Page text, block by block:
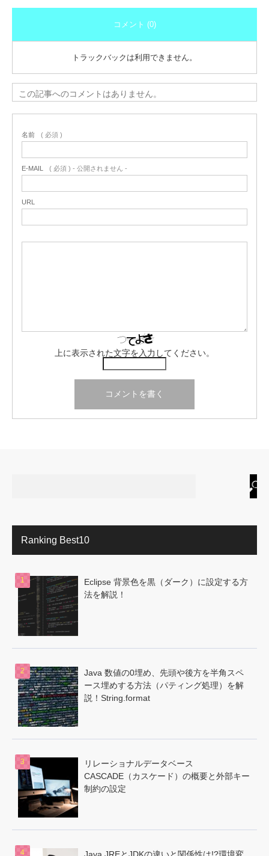
コメント (0)
トラックバックは利用できません。
この記事へのコメントはありません。
名前 ( 必須 )
E-MAIL ( 必須 ) - 公開されません -
URL
上に表示された文字を入力してください。
Ranking Best10
Eclipse 背景色を黒（ダーク）に設定する方
法を解説！
Java 数値の0埋め、先頭や後方を半角スペ
ース埋めする方法（パティング処理）を解
説！String.format
リレーショナルデータベース
CASCADE（カスケード）の概要と外部キー
制約の設定